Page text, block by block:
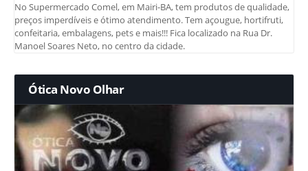
No Supermercado Comel, em Mairi-BA, tem produtos de qualidade,
preços imperdíveis e ótimo atendimento. Tem açougue, hortifruti,
confeitaria, embalagens, pets e mais!!! Fica localizado na Rua Dr.
Manoel Soares Neto, no centro da cidade.
Ótica Novo Olhar